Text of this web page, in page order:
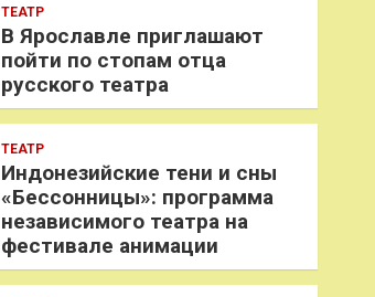
ТЕАТР
В Ярославле приглашают
пойти по стопам отца
русского театра
ТЕАТР
Индонезийские тени и сны
«Бессонницы»: программа
независимого театра на
фестивале анимации